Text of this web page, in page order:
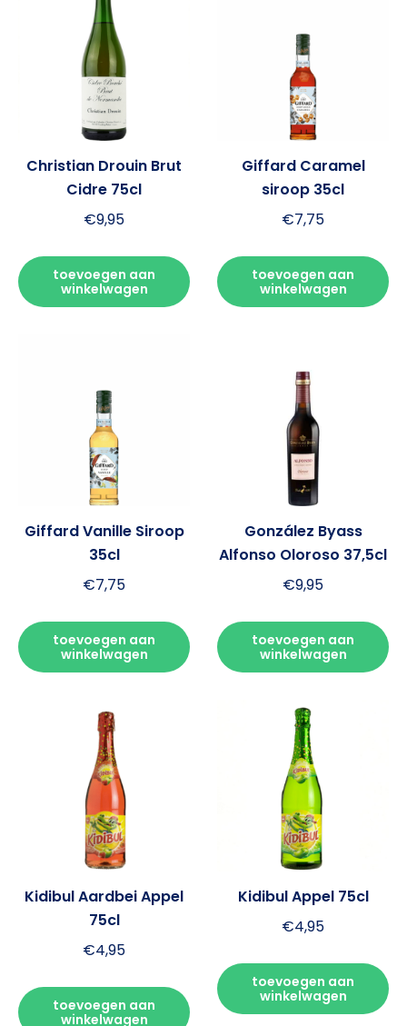
Christian Drouin Brut
Cidre 75cl
€9,95
toevoegen aan
winkelwagen
Giffard Caramel
siroop 35cl
€7,75
toevoegen aan
winkelwagen
Giffard Vanille Siroop
35cl
€7,75
toevoegen aan
winkelwagen
González Byass
Alfonso Oloroso 37,5cl
€9,95
toevoegen aan
winkelwagen
Kidibul Aardbei Appel
75cl
€4,95
toevoegen aan
winkelwagen
Kidibul Appel 75cl
€4,95
toevoegen aan
winkelwagen